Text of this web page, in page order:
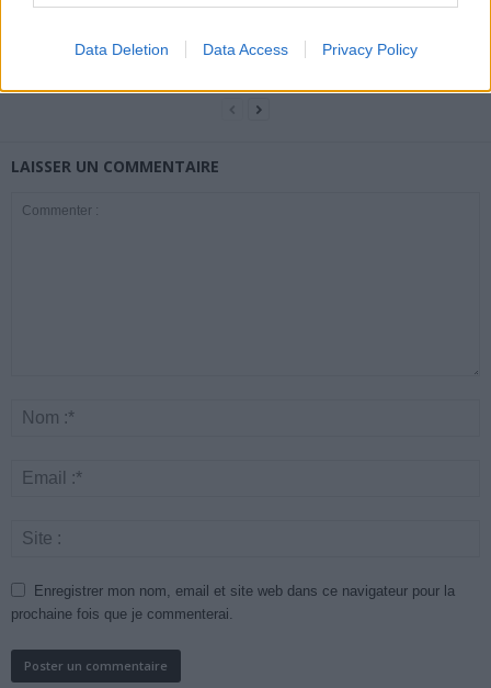
Data Deletion Data Access Privacy Policy
Santé
essentiels des
cardiologues pour
Santé
attention à la pénurie de
lunettes de sécurité
Santé
révolutionnaire pour
combattre le cancer
LAISSER UN COMMENTAIRE
Enregistrer mon nom, email et site web dans ce navigateur pour la
prochaine fois que je commenterai.